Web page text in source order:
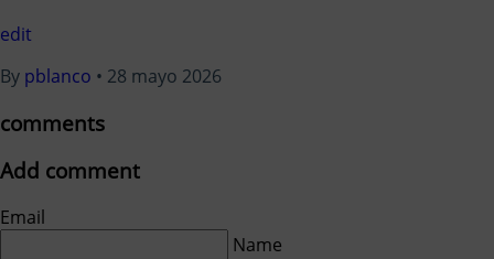
edit
By pblanco • 28 mayo 2026
comments
Add comment
Email
Name